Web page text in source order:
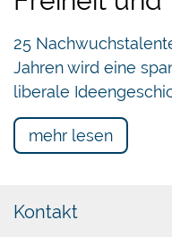
Anschliessend
der Firma Precious
25
Jahren wird eine
liberale
mehr lesen
Kontakt